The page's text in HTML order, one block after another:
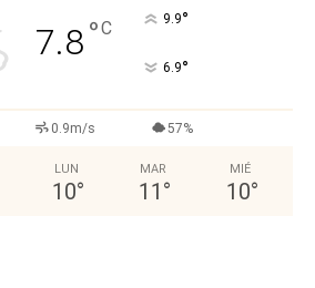
7.8°C 9.9°
6.9°
0.9m/s 57%
LUN
10°
MAR
11 °
MIÉ
10°